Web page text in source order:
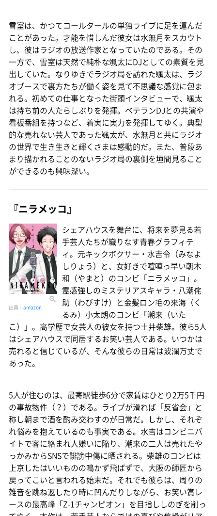
雪室は、かつてコールタールの単独ライブに足を運んだ
ことがあった。才能を惜しんだ彼女は水無月をスカウト
し、彼はラジオの放送作家となっていたのである。その
一方で、雪室は天然で純朴な颯太にDJとしての素質を見
出していた。なりゆきでラジオ局を訪れた颯太は、ラジ
オブースで裏方たちが働く姿を見て不思議な感覚に包ま
れる。初めての仕事となった街頭インタビューで、颯太
は持ち前の人たらしぶりを発揮。ベテランDJとの共演や
看板番組を持つなど、着実に実力を発揮してゆく。典型
的な売れない芸人であった颯太が、水無月と共にラジオ
の世界で生き生きと輝くさまは感動的だ。また、普段あ
まり描かれることのないラジオ局の裏側を垣間見ること
ができるのも興味深い。
『ニラメッコ』
出典： amazon
シェアハウスを舞台に、将来を夢見る若
手芸人たちが織りなす青春グラフィテ
ィ。元キックボクサー・水吉令（みなよ
しりょう）と、女好きで喧嘩っ早い朝木
和（やまと）のコンビ「ニラメッコ」。
霊感強しのミステリアスキャラ・八潮侘
助（わびすけ）と金髪ロン毛の来海（く
るみ）小太朗のコンビ「潮来（いた
こ）」。高学歴で女芸人の彼女を持つ土井柴雄。彼ら5人
はシェアハウスで同居するお笑い芸人である。いつかは
売れると信じているが、そんな彼らの日常は波瀾万丈で
あった。
5人が住むのは、最寄駅徒歩6分で家賃はひとり2万5千円
の事故物件（？）である。ライブが滑れば「反省会」と
称し朝まで酒を酌み交わすのが日常だ。しかし、それぞ
れ悩みを抱えているのも事実である。水吉はコンビニバ
イトで客に絡まれ人嫌いに陥り、潮来の二人は売れたや
っかみからSNSで誹謗中傷に晒される。柴雄のコンビは
上京したはいいものの鳴かず飛ばずで、大阪の師匠から
戻ってこいと言われる始末だ。それでも彼らは、周りの
雑音を跳ね返したり時に凹んだりしながら、お笑い賞レ
ースの最高峰「Z-1チャンピオン」を目指ししのぎを削っ